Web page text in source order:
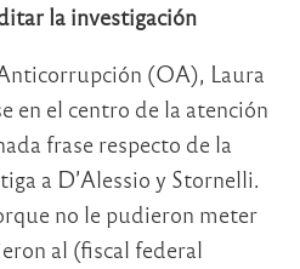
la investigación
(OA), Laura
en el centro de la atención
frase respecto de la
a D’Alessio y Stornelli.
no le pudieron meter
al (fiscal federal